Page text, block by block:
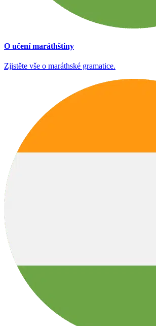
O učení maráthštiny
Zjistěte vše o maráthské gramatice.